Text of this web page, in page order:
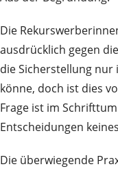
Die
ausdrücklich gegen
die Sicherstellung
könne, doch ist dies
Frage ist im
Entscheidungen
Die überwiegende